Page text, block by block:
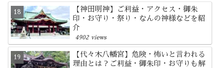
【神田明神】ご利益・アクセス・御朱
印・お守り・祭り・なんの神様などを紹
介
4902 views
【代々木八幡宮】危険・怖いと言われる
理由とは？ご利益・御朱印・お守りも解